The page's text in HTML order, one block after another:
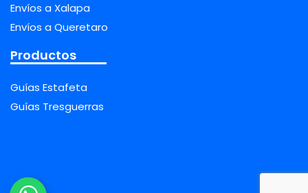
Envíos a Xalapa
Envíos a Queretaro
Productos
Guías Estafeta
Guías Tresguerras